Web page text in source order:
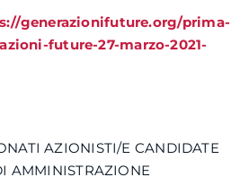
generazionifuture.org/prima-
future-27-marzo-2021-
AZIONISTI/E CANDIDATE
AMMINISTRAZIONE